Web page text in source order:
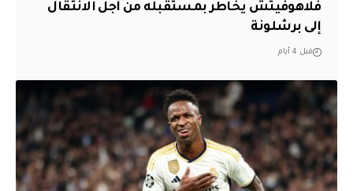
فلاهوفيتش يخاطر بمستقبله من أجل الانتقال
إلى برشلونة
قبل 4 أيام